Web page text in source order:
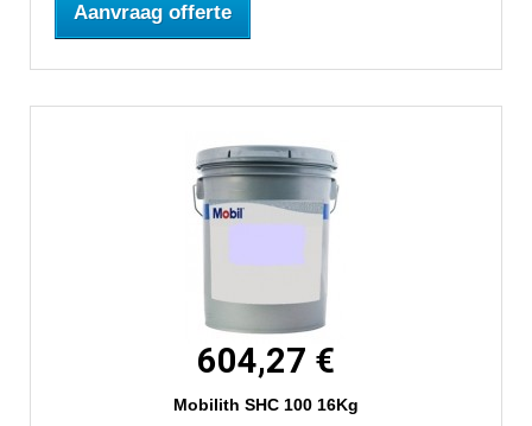
Aanvraag offerte
604,27 €
Mobilith SHC 100 16Kg